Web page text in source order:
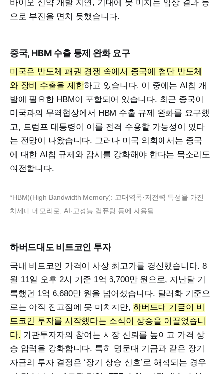
바이오 신약 개발 지연, 기대에 못 미치는 임상 결과 등
으로 부진을 면치 못했습니다.
중국, HBM 수출 통제 완화 요구
미국은 반도체 패권 경쟁 속에서 중국에 첨단 반도체
와 장비 수출을 제한하고 있습니다. 이 중에는 AI칩 개
발에 필요한 HBM이 포함되어 있습니다. 최근 중국이
미국과의 무역협상에서 HBM 수출 규제 완화를 요구했
고, 트럼프 대통령이 이를 전격 수용할 가능성이 있다
는 전망이 나왔습니다. 그러나 미국 의회에서는 중국
에 대한 AI칩 규제와 감시를 강화해야 한다는 목소리도
여전합니다.
*HBM((High Bandwidth Memory): 고대역폭·저전력 특성을 가진
차세대 메모리로, AI·고성능 컴퓨팅 등에 사용됨
하버드대도 비트코인 투자
국내 비트코인 가격이 사상 최고가를 경신했습니다. 8
월 11일 오후 2시 기준 1억 6,700만 원으로, 지난달 기
록했던 1억 6,680만 원을 넘어섰습니다. 달러화 기준으
로는 아직 전고점에 못 미치지만, 하버드대 기금이 비
트코인 투자를 시작했다는 소식이 상승을 이끌었습니
다. 기관투자자의 참여는 시장 신뢰를 높이고 가격 상
승 압력을 강화합니다. 특히 명문대 기금과 같은 장기
자금의 투자 결정은 ‘장기 상승 신호’로 해석되는 경우